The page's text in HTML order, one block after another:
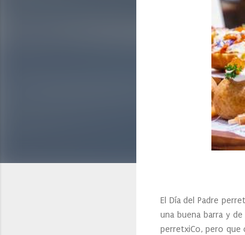
El Día del Padre
una buena barra y
perretxiCo, pero que